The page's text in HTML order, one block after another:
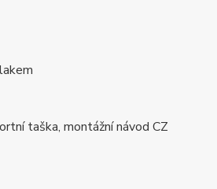
taška, montážní návod CZ